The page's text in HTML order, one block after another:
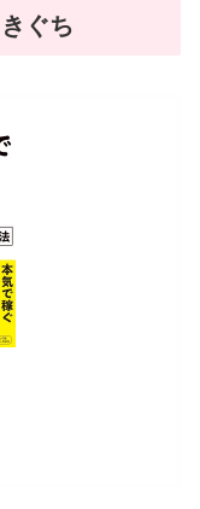
ぐち